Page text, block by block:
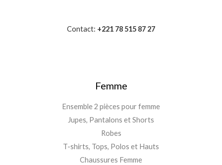
Contact: +221 78 515 87 27
Femme
Ensemble 2 pièces pour femme
Jupes, Pantalons et Shorts
Robes
T-shirts, Tops, Polos et Hauts
Chaussures Femme